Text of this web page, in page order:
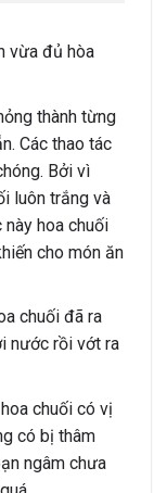
vừa đủ hòa
thành từng
Các thao tác
Bởi vì
luôn trắng và
này hoa chuối
cho món ăn
chuối đã ra
nước rồi vớt ra
chuối có vị
có bị thâm
ngâm chưa